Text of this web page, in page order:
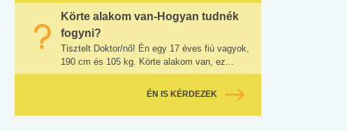
Körte alakom van-Hogyan tudnék
fogyni?
Tisztelt Doktor/nő! Én egy 17 éves fiú vagyok,
190 cm és 105 kg. Körte alakom van, ez...
ÉN IS KÉRDEZEK